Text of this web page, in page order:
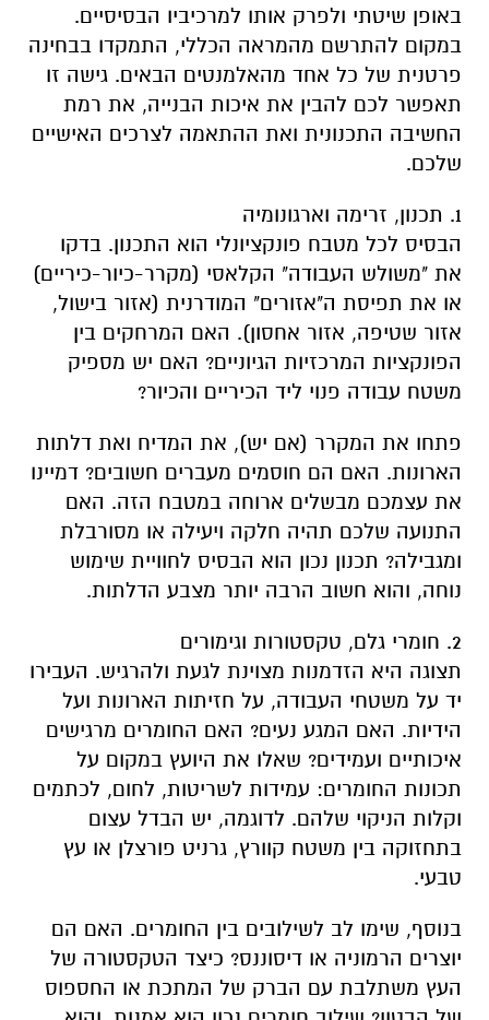
באופן שיטתי ולפרק אותו למרכיביו הבסיסיים.
במקום להתרשם מהמראה הכללי, התמקדו בבחינה
פרטנית של כל אחד מהאלמנטים הבאים. גישה זו
תאפשר לכם להבין את איכות הבנייה, את רמת
החשיבה התכנונית ואת ההתאמה לצרכים האישיים
שלכם.
1. תכנון, זרימה וארגונומיה
הבסיס לכל מטבח פונקציונלי הוא התכנון. בדקו
את "משולש העבודה" הקלאסי (מקרר-כיור-כיריים)
או את תפיסת ה"אזורים" המודרנית (אזור בישול,
אזור שטיפה, אזור אחסון). האם המרחקים בין
הפונקציות המרכזיות הגיוניים? האם יש מספיק
משטח עבודה פנוי ליד הכיריים והכיור?
פתחו את המקרר (אם יש), את המדיח ואת דלתות
הארונות. האם הם חוסמים מעברים חשובים? דמיינו
את עצמכם מבשלים ארוחה במטבח הזה. האם
התנועה שלכם תהיה חלקה ויעילה או מסורבלת
ומגבילה? תכנון נכון הוא הבסיס לחוויית שימוש
נוחה, והוא חשוב הרבה יותר מצבע הדלתות.
2. חומרי גלם, טקסטורות וגימורים
תצוגה היא הזדמנות מצוינת לגעת ולהרגיש. העבירו
יד על משטחי העבודה, על חזיתות הארונות ועל
הידיות. האם המגע נעים? האם החומרים מרגישים
איכותיים ועמידים? שאלו את היועץ במקום על
תכונות החומרים: עמידות לשריטות, לחום, לכתמים
וקלות הניקוי שלהם. לדוגמה, יש הבדל עצום
בתחזוקה בין משטח קוורץ, גרניט פורצלן או עץ
טבעי.
בנוסף, שימו לב לשילובים בין החומרים. האם הם
יוצרים הרמוניה או דיסוננס? כיצד הטקסטורה של
העץ משתלבת עם הברק של המתכת או החספוס